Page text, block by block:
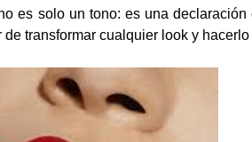
es solo un tono: es una
de transformar cualquier look y